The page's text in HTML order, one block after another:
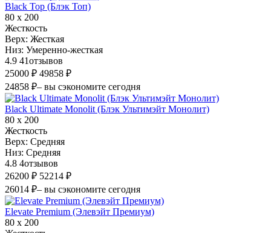
Black Top (Блэк Топ)
80 х 200
Жесткость
Верх: Жесткая
Низ: Умеренно-жесткая
4.9 41отзывов
25000 ₽ 49858 ₽
24858 ₽– вы сэкономите сегодня
Black Ultimate Monolit (Блэк Ультимэйт Монолит)
80 х 200
Жесткость
Верх: Средняя
Низ: Средняя
4.8 4отзывов
26200 ₽ 52214 ₽
26014 ₽– вы сэкономите сегодня
Elevate Premium (Элевэйт Премиум)
80 х 200